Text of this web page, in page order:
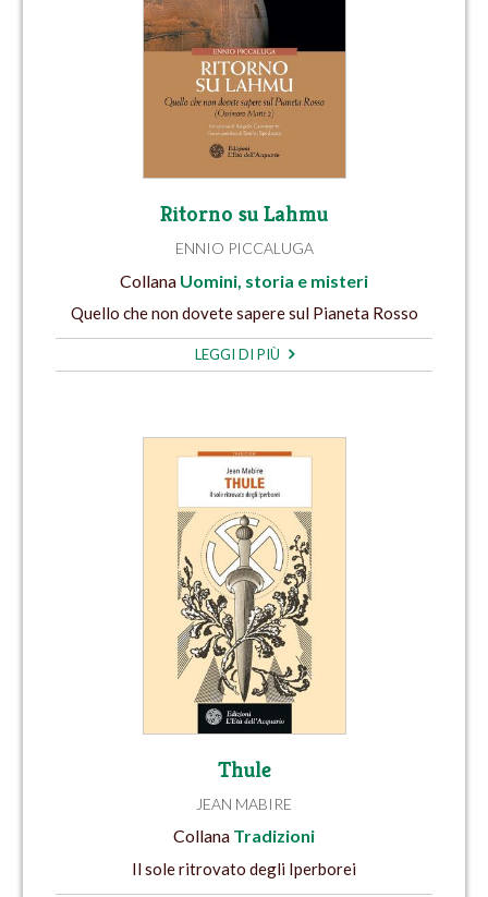
Ritorno su Lahmu
ENNIO PICCALUGA
Collana Uomini, storia e misteri
Quello che non dovete sapere sul Pianeta Rosso
LEGGI DI PIÙ
Thule
JEAN MABIRE
Collana Tradizioni
Il sole ritrovato degli Iperborei